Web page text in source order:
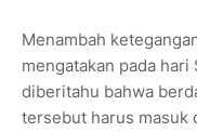
Menambah
mengatakan pada
diberitahu bahwa
tersebut harus masuk